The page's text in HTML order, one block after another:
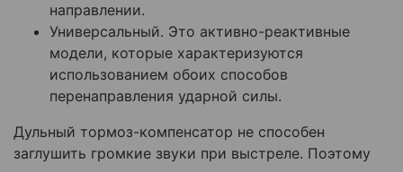
направлении.
Универсальный. Это активно-реактивные
модели, которые характеризуются
использованием обоих способов
перенаправления ударной силы.
Дульный тормоз-компенсатор не способен
заглушить громкие звуки при выстреле. Поэтому